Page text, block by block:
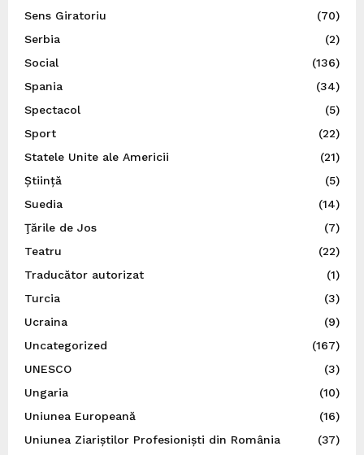
Sens Giratoriu
(70)
Serbia
(2)
Social
(136)
Spania
(34)
Spectacol
(5)
Sport
(22)
Statele Unite ale Americii
(21)
Știință
(5)
Suedia
(14)
Ţările de Jos
(7)
Teatru
(22)
Traducător autorizat
(1)
Turcia
(3)
Ucraina
(9)
Uncategorized
(167)
UNESCO
(3)
Ungaria
(10)
Uniunea Europeană
(16)
Uniunea Ziariștilor Profesioniști din România
(37)